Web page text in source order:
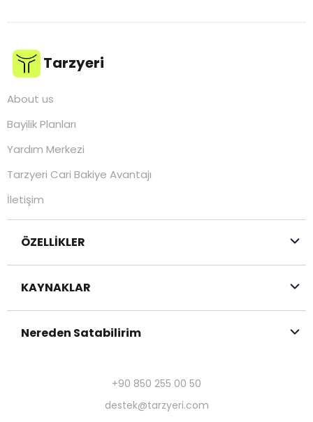
Tarzyeri
About us
Bayilik Planları
Yardım Merkezi
Tarzyeri Cari Bakiye Avantajı
İletişim
ÖZELLİKLER
KAYNAKLAR
Nereden Satabilirim
+90 850 255 00 50
destek@tarzyeri.com